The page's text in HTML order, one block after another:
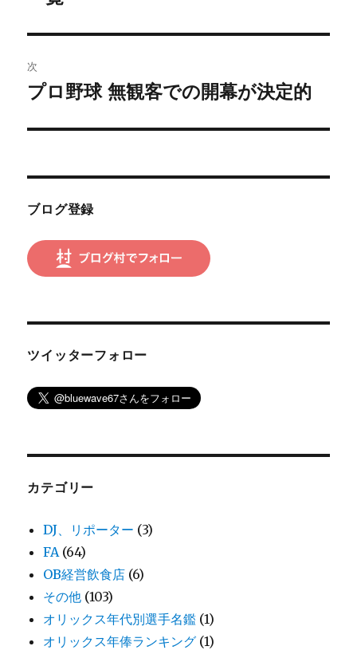
ビ
ゲ
ー
シ
ン
稿:
次
次
投
プロ野球 無観客での開幕が決定的
ブログ登録
ツイッターフォロー
カテゴリー
DJ、リポーター (3)
FA(64)
OB経営飲食店 (6)
その他 (103)
オリックス年代別選手名鑑 (1)
オリックス年俸ランキング (1)